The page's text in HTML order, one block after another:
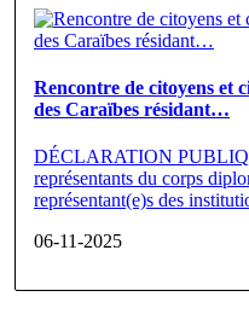
Rencontre de citoyens et
des Caraïbes résidant…
DÉCLARATION
représentants du corps
représentant(e)s des
06-11-2025